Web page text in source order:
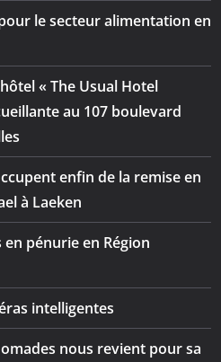
le secteur alimentation en
« The Usual Hotel
au 107 boulevard
enfin de la remise en
à Laeken
pénurie en Région
intelligentes
nous revient pour sa